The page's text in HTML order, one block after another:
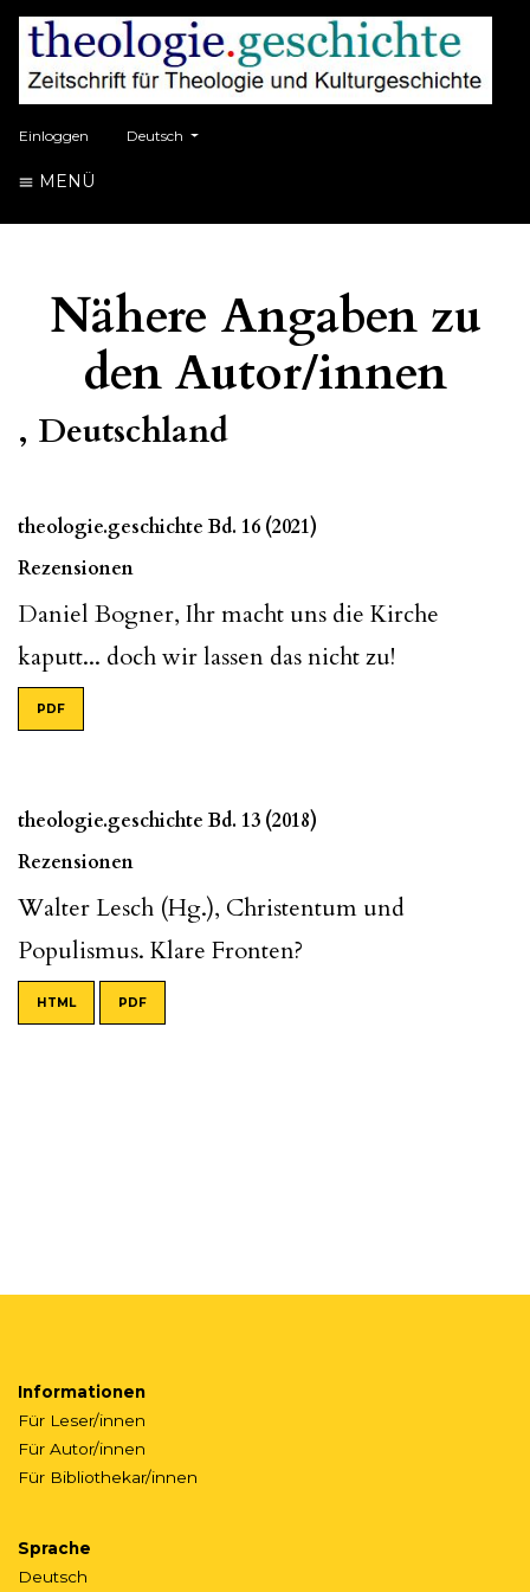
Einloggen ##plugins.themes.healthSciences.language.toggle##
Deutsch
MENÜ
Nähere Angaben zu
den Autor/innen
, Deutschland
theologie.geschichte Bd. 16 (2021)
Rezensionen
Daniel Bogner, Ihr macht uns die Kirche
kaputt... doch wir lassen das nicht zu!
PDF
theologie.geschichte Bd. 13 (2018)
Rezensionen
Walter Lesch (Hg.), Christentum und
Populismus. Klare Fronten?
HTML PDF
Informationen
Für Leser/innen
Für Autor/innen
Für Bibliothekar/innen
Sprache
Deutsch